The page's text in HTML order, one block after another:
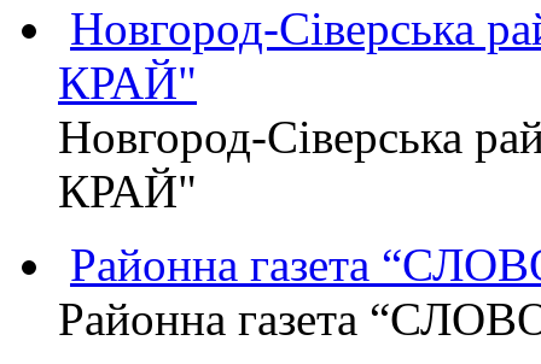
Новгород-Сіверська
КРАЙ"
Новгород-Сіверська
КРАЙ"
Районна газета
Районна газета